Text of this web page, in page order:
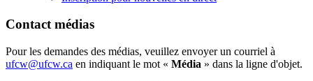
Contact médias
Pour les demandes des médias, veuillez envoyer un courriel à
ufcw@ufcw.ca en indiquant le mot « Média » dans la ligne d'objet.